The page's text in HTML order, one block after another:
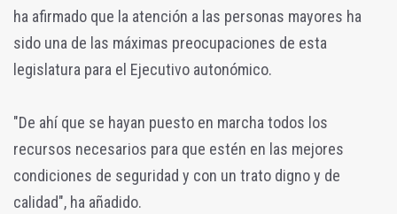
ha afirmado que la atención a las personas mayores ha
sido una de las máximas preocupaciones de esta
legislatura para el Ejecutivo autonómico.
"De ahí que se hayan puesto en marcha todos los
recursos necesarios para que estén en las mejores
condiciones de seguridad y con un trato digno y de
calidad", ha añadido.